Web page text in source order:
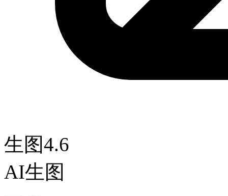
生图4.6
AI生图